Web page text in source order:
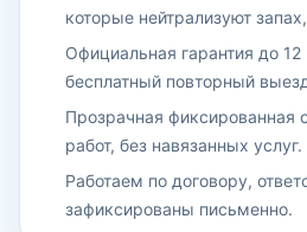
которые нейтрализуют
Официальная гарантия до
бесплатный повторный
Прозрачная фиксированная
работ, без навязанных услуг.
Работаем по договору,
зафиксированы письменно.